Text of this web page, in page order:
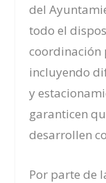
del
todo el
coordinación
incluyendo
y
garanticen
desarrollen
Por parte de